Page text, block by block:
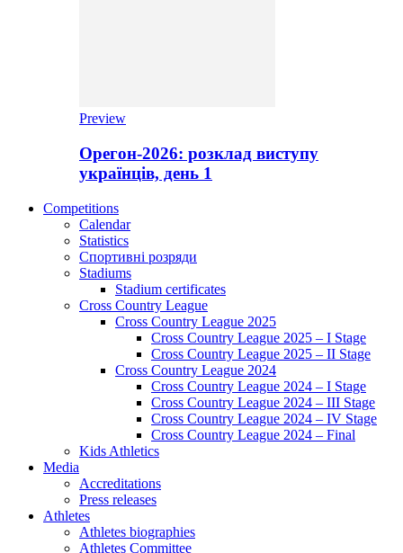
Preview
Орегон-2026: розклад виступу
українців, день 1
Competitions
Calendar
Statistics
Спортивні розряди
Stadiums
Stadium certificates
Cross Country League
Cross Country League 2025
Cross Country League 2025 – I Stage
Cross Country League 2025 – II Stage
Cross Country League 2024
Cross Country League 2024 – I Stage
Cross Country League 2024 – III Stage
Cross Country League 2024 – IV Stage
Cross Country League 2024 – Final
Kids Athletics
Media
Accreditations
Press releases
Athletes
Athletes biographies
Athletes Committee